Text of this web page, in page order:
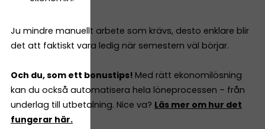
Ju mindre manuellt arbete som krävs, desto enklare blir
det att faktiskt vara ledig när semestern väl börjar.
Och du, som ett bonustips! Med rätt ekonomilösning
kan du också automatisera hela löneprocessen – från
underlag till utbetalning. Nice va? Läs mer om hur det
fungerar här.